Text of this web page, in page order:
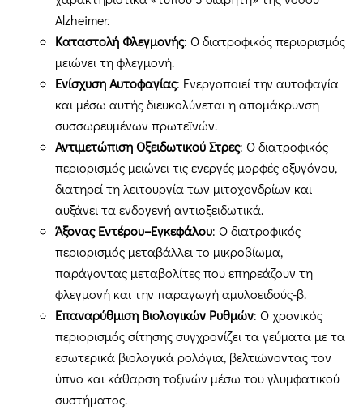
Alzheimer.
Καταστολή Φλεγμονής: Ο διατροφικός περιορισμός
μειώνει τη φλεγμονή.
Ενίσχυση Αυτοφαγίας: Ενεργοποιεί την αυτοφαγία
και μέσω αυτής διευκολύνεται η απομάκρυνση
συσσωρευμένων πρωτεϊνών.
Αντιμετώπιση Οξειδωτικού Στρες: Ο διατροφικός
περιορισμός μειώνει τις ενεργές μορφές οξυγόνου,
διατηρεί τη λειτουργία των μιτοχονδρίων και
αυξάνει τα ενδογενή αντιοξειδωτικά.
Άξονας Εντέρου–Εγκεφάλου: Ο διατροφικός
περιορισμός μεταβάλλει το μικροβίωμα,
παράγοντας μεταβολίτες που επηρεάζουν τη
φλεγμονή και την παραγωγή αμυλοειδούς-β.
Επαναρύθμιση Βιολογικών Ρυθμών: Ο χρονικός
περιορισμός σίτησης συγχρονίζει τα γεύματα με τα
εσωτερικά βιολογικά ρολόγια, βελτιώνοντας τον
ύπνο και κάθαρση τοξινών μέσω του γλυμφατικού
συστήματος.